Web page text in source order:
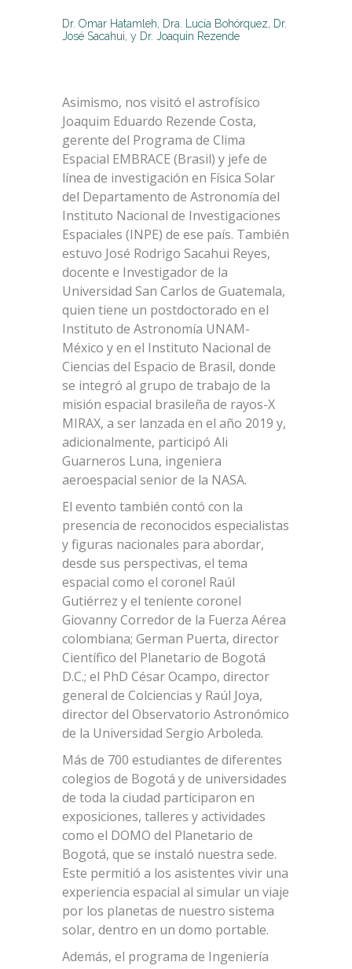
Dr. Omar Hatamleh, Dra. Lucía Bohórquez, Dr.
José Sacahui, y Dr. Joaquin Rezende
Asimismo, nos visitó el astrofísico
Joaquim Eduardo Rezende Costa,
gerente del Programa de Clima
Espacial EMBRACE (Brasil) y jefe de
línea de investigación en Física Solar
del Departamento de Astronomía del
Instituto Nacional de Investigaciones
Espaciales (INPE) de ese país. También
estuvo José Rodrigo Sacahui Reyes,
docente e Investigador de la
Universidad San Carlos de Guatemala,
quien tiene un postdoctorado en el
Instituto de Astronomía UNAM-
México y en el Instituto Nacional de
Ciencias del Espacio de Brasil, donde
se integró al grupo de trabajo de la
misión espacial brasileña de rayos-X
MIRAX, a ser lanzada en el año 2019 y,
adicionalmente, participó Ali
Guarneros Luna, ingeniera
aeroespacial senior de la NASA.
El evento también contó con la
presencia de reconocidos especialistas
y figuras nacionales para abordar,
desde sus perspectivas, el tema
espacial como el coronel Raúl
Gutiérrez y el teniente coronel
Giovanny Corredor de la Fuerza Aérea
colombiana; German Puerta, director
Científico del Planetario de Bogotá
D.C.; el PhD César Ocampo, director
general de Colciencias y Raúl Joya,
director del Observatorio Astronómico
de la Universidad Sergio Arboleda.
Más de 700 estudiantes de diferentes
colegios de Bogotá y de universidades
de toda la ciudad participaron en
exposiciones, talleres y actividades
como el DOMO del Planetario de
Bogotá, que se instaló nuestra sede.
Este permitió a los asistentes vivir una
experiencia espacial al simular un viaje
por los planetas de nuestro sistema
solar, dentro en un domo portable.
Además, el programa de Ingeniería